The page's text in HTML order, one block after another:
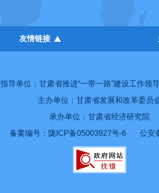
友情链接
指导单位：甘肃省推进“一带一路”建设工作领
主办单位：甘肃省发展和改革委员
承办单位：甘肃省经济研究院
备案编号：陇ICP备05003927号-6 公安